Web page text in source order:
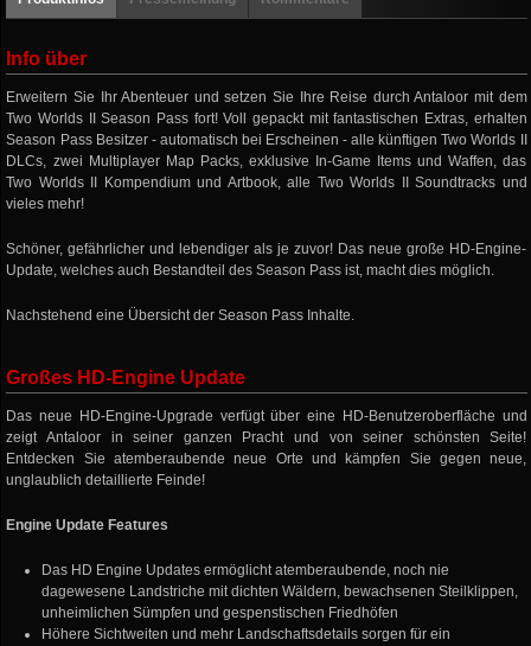
Info über
Erweitern Sie Ihr Abenteuer und setzen Sie Ihre Reise durch Antaloor mit dem
Two Worlds II Season Pass fort! Voll gepackt mit fantastischen Extras, erhalten
Season Pass Besitzer - automatisch bei Erscheinen - alle künftigen Two Worlds II
DLCs, zwei Multiplayer Map Packs, exklusive In-Game Items und Waffen, das
Two Worlds II Kompendium und Artbook, alle Two Worlds II Soundtracks und
vieles mehr!
Schöner, gefährlicher und lebendiger als je zuvor! Das neue große HD-Engine-
Update, welches auch Bestandteil des Season Pass ist, macht dies möglich.
Nachstehend eine Übersicht der Season Pass Inhalte.
Großes HD-Engine Update
Das neue HD-Engine-Upgrade verfügt über eine HD-Benutzeroberfläche und
zeigt Antaloor in seiner ganzen Pracht und von seiner schönsten Seite!
Entdecken Sie atemberaubende neue Orte und kämpfen Sie gegen neue,
unglaublich detaillierte Feinde!
Engine Update Features
Das HD Engine Updates ermöglicht atemberaubende, noch nie
dagewesene Landstriche mit dichten Wäldern, bewachsenen Steilklippen,
unheimlichen Sümpfen und gespenstischen Friedhöfen
Höhere Sichtweiten und mehr Landschaftsdetails sorgen für ein